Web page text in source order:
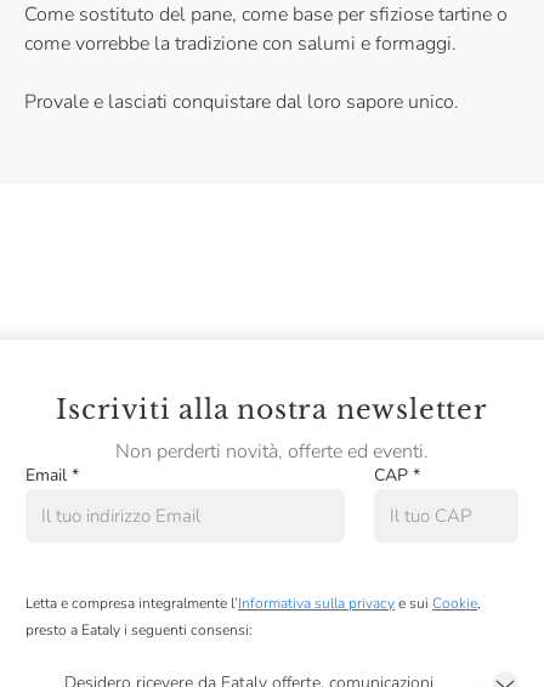
Come sostituto del pane, come base per sfiziose tartine o
come vorrebbe la tradizione con salumi e formaggi.
Provale e lasciati conquistare dal loro sapore unico.
Iscriviti alla nostra newsletter
Non perderti novità, offerte ed eventi.
Email * CAP *
Letta e compresa integralmente l’Informativa sulla privacye sui Cookie,
presto a Eataly i seguenti consensi: